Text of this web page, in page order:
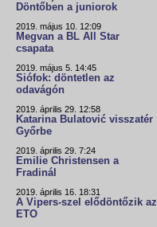
Döntőben a juniorok
2019. május 10. 12:09
Megvan a BL All Star
csapata
2019. május 5. 14:45
Siófok: döntetlen az
odavágón
2019. április 29. 12:58
Katarina Bulatović visszatér
Győrbe
2019. április 29. 7:24
Emilie Christensen a
Fradinál
2019. április 16. 18:31
A Vipers-szel elődöntőzik az
ETO